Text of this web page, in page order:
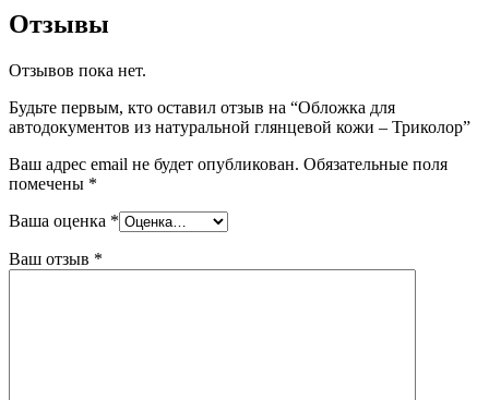
Отзывы
Отзывов пока нет.
Будьте первым, кто оставил отзыв на “Обложка для
автодокументов из натуральной глянцевой кожи – Триколор”
Ваш адрес email не будет опубликован. Обязательные поля
помечены *
Ваша оценка *
Ваш отзыв *